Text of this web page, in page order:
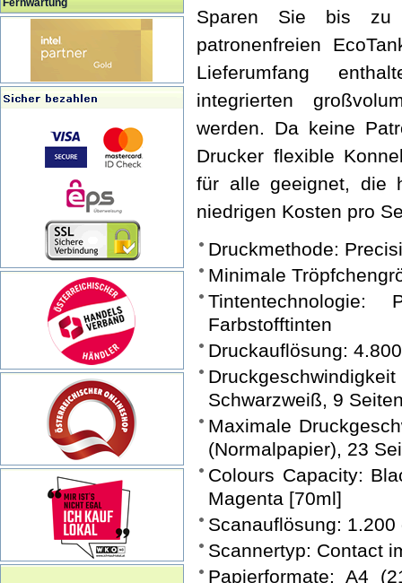
Fernwartung
Sparen Sie bis
patronenfreien
Lieferumfang
integrierten
werden. Da keine
Drucker flexible
für alle geeignet, die
niedrigen Kosten pro
Druckmethode:
Minimale
Farbstofftinten
Druckauflösung:
Schwarzweiß, 9
Maximale
(Normalpapier), 23
Colours Capacity:
Magenta [70ml]
Scanauflösung:
Scannertyp: Contact
Papierformate: A4